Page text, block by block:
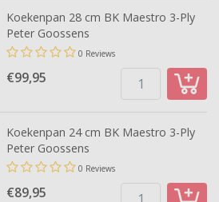
Koekenpan 28 cm BK Maestro 3-Ply
Peter Goossens
0 Reviews
€99,95
Koekenpan 24 cm BK Maestro 3-Ply
Peter Goossens
0 Reviews
€89,95